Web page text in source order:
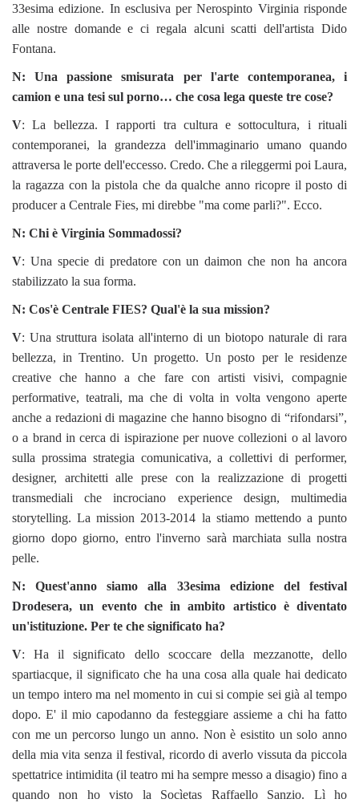
33esima edizione. In esclusiva per Nerospinto Virginia risponde
alle nostre domande e ci regala alcuni scatti dell'artista Dido
Fontana.
N: Una passione smisurata per l'arte contemporanea, i
camion e una tesi sul porno… che cosa lega queste tre cose?
V: La bellezza. I rapporti tra cultura e sottocultura, i rituali
contemporanei, la grandezza dell'immaginario umano quando
attraversa le porte dell'eccesso. Credo. Che a rileggermi poi Laura,
la ragazza con la pistola che da qualche anno ricopre il posto di
producer a Centrale Fies, mi direbbe "ma come parli?". Ecco.
N: Chi è Virginia Sommadossi?
V: Una specie di predatore con un daimon che non ha ancora
stabilizzato la sua forma.
N: Cos'è Centrale FIES? Qual'è la sua mission?
V: Una struttura isolata all'interno di un biotopo naturale di rara
bellezza, in Trentino. Un progetto. Un posto per le residenze
creative che hanno a che fare con artisti visivi, compagnie
performative, teatrali, ma che di volta in volta vengono aperte
anche a redazioni di magazine che hanno bisogno di “rifondarsi”,
o a brand in cerca di ispirazione per nuove collezioni o al lavoro
sulla prossima strategia comunicativa, a collettivi di performer,
designer, architetti alle prese con la realizzazione di progetti
transmediali che incrociano experience design, multimedia
storytelling. La mission 2013-2014 la stiamo mettendo a punto
giorno dopo giorno, entro l'inverno sarà marchiata sulla nostra
pelle.
N: Quest'anno siamo alla 33esima edizione del festival
Drodesera, un evento che in ambito artistico è diventato
un'istituzione. Per te che significato ha?
V: Ha il significato dello scoccare della mezzanotte, dello
spartiacque, il significato che ha una cosa alla quale hai dedicato
un tempo intero ma nel momento in cui si compie sei già al tempo
dopo. E' il mio capodanno da festeggiare assieme a chi ha fatto
con me un percorso lungo un anno. Non è esistito un solo anno
della mia vita senza il festival, ricordo di averlo vissuta da piccola
spettatrice intimidita (il teatro mi ha sempre messo a disagio) fino a
quando non ho visto la Socìetas Raffaello Sanzio. Lì ho